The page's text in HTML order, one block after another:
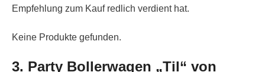
Empfehlung zum Kauf redlich verdient hat.
Keine Produkte gefunden.
3. Party Bollerwagen „Til“ von